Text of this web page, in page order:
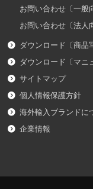
お問い合わせ〔一般
お問い合わせ〔法人
ダウンロード〔商品
ダウンロード〔マニ
サイトマップ
個人情報保護方針
海外輸入ブランドに
企業情報